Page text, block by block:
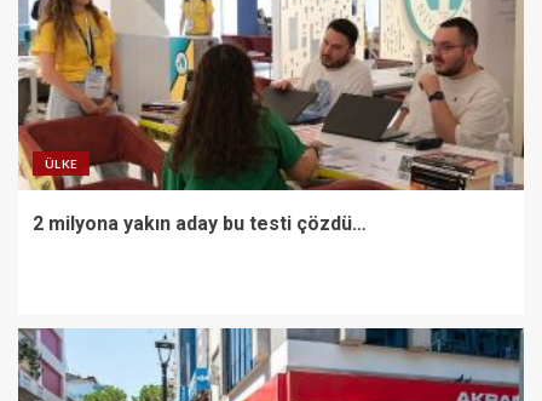
ÜLKE
2 milyona yakın aday bu testi çözdü…